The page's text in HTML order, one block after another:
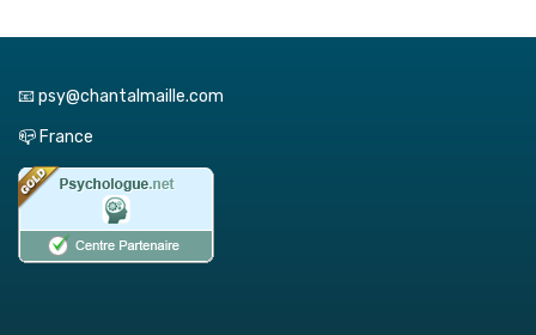
📧 psy@chantalmaille.com
📪 France